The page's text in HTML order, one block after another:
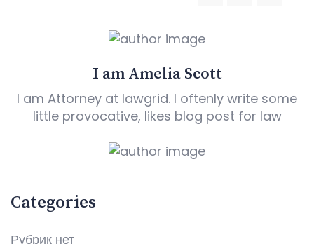
I am Amelia Scott
I am Attorney at lawgrid. I oftenly write some
little provocative, likes blog post for law
Categories
Рубрик нет